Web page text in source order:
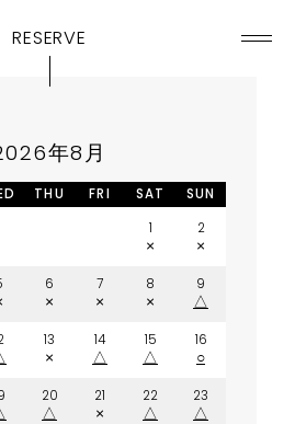
RESERVE
年8月
THU FRI SAT
SUN
1
×
2
×
6
×
7
×
8
×
9
△
13
×
14
△
15
△
16
○
20
△
21
×
22
△
23
△